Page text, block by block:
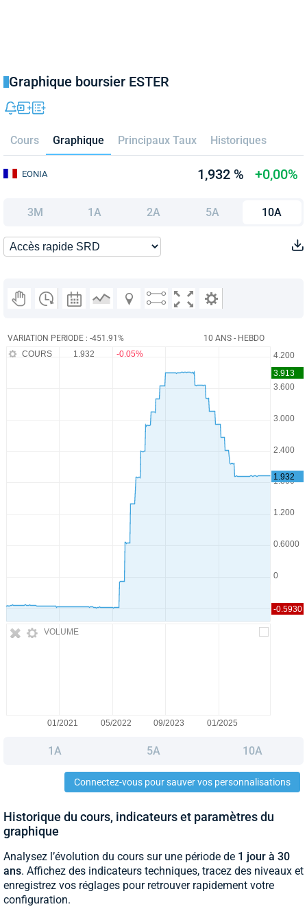
Graphique boursier ESTER
Cours Graphique Principaux Taux Historiques
EONIA 1,932 % +0,00%
3M 1A 2A 5A 10A
VARIATION PERIODE : -451.91% 10 ANS - HEBDO
VOLUME
COURS 1.932 -0.05%
1A 5A 10A
Connectez-vous pour sauver vos personnalisations
Historique du cours, indicateurs et paramètres du
graphique
Analysez l’évolution du cours sur une période de 1 jour à 30
ans. Affichez des indicateurs techniques, tracez des niveaux et
enregistrez vos réglages pour retrouver rapidement votre
configuration.